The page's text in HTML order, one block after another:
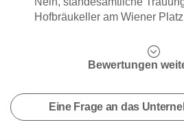
Hofbräukeller am Wiener
Bewertungen
Eine Frage an das